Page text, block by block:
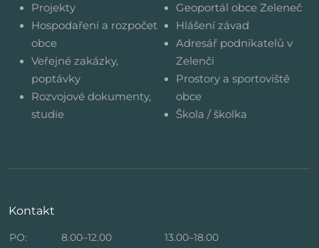
Projekty
Hospodaření a rozpočet
obce
Veřejné zakázky,
poptávky
Rozvojové dokumenty,
studie
Geoportál obce Zeleneč
Hlášení závad
Adresář podnikatelů v
Zelenči
Prostory a sportoviště
obce
Škola / školka
Kontakt
PO: 8.00–12.00
13.00–18.00